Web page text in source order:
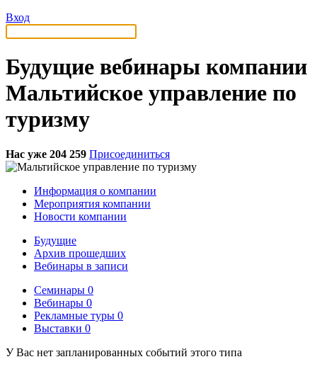
Вход
Будущие вебинары компании
Мальтийское управление по
туризму
Нас уже 204 259 Присоединиться
Информация о компании
Мероприятия компании
Новости компании
Будущие
Архив прошедших
Вебинары в записи
Семинары 0
Вебинары 0
Рекламные туры 0
Выставки 0
У Вас нет запланированных событий этого типа